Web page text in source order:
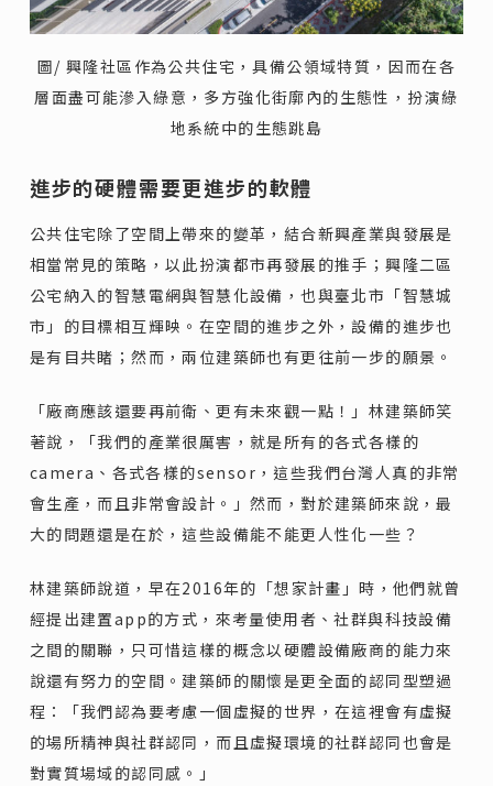
圖/ 興隆社區作為公共住宅，具備公領域特質，因而在各
層面盡可能滲入綠意，多方強化街廓內的生態性，扮演綠
地系統中的生態跳島
進步的硬體需要更進步的軟體
公共住宅除了空間上帶來的變革，結合新興產業與發展是
相當常見的策略，以此扮演都市再發展的推手；興隆二區
公宅納入的智慧電網與智慧化設備，也與臺北市「智慧城
市」的目標相互輝映。在空間的進步之外，設備的進步也
是有目共睹；然而，兩位建築師也有更往前一步的願景。
「廠商應該還要再前衛、更有未來觀一點！」林建築師笑
著說，「我們的產業很厲害，就是所有的各式各樣的
camera、各式各樣的sensor，這些我們台灣人真的非常
會生產，而且非常會設計。」然而，對於建築師來說，最
大的問題還是在於，這些設備能不能更人性化一些？
林建築師說道，早在2016年的「想家計畫」時，他們就曾
經提出建置app的方式，來考量使用者、社群與科技設備
之間的關聯，只可惜這樣的概念以硬體設備廠商的能力來
說還有努力的空間。建築師的關懷是更全面的認同型塑過
程：「我們認為要考慮一個虛擬的世界，在這裡會有虛擬
的場所精神與社群認同，而且虛擬環境的社群認同也會是
對實質場域的認同感。」